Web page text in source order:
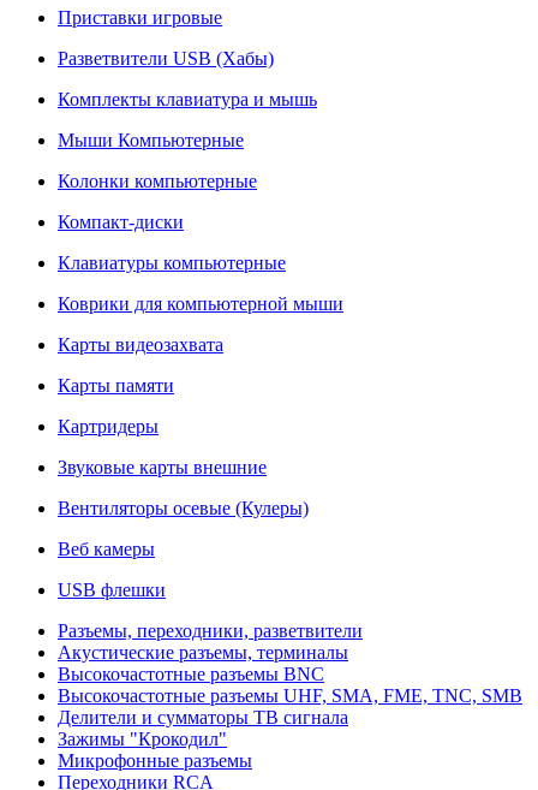
Приставки игровые
Разветвители USB (Хабы)
Комплекты клавиатура и мышь
Мыши Компьютерные
Колонки компьютерные
Компакт-диски
Клавиатуры компьютерные
Коврики для компьютерной мыши
Карты видеозахвата
Карты памяти
Картридеры
Звуковые карты внешние
Вентиляторы осевые (Кулеры)
Веб камеры
USB флешки
Разъемы, переходники, разветвители
Акустические разъемы, терминалы
Высокочастотные разъемы BNC
Высокочастотные разъемы UHF, SMA, FME, TNC, SMB
Делители и сумматоры ТВ сигнала
Зажимы "Крокодил"
Микрофонные разъемы
Переходники RCA